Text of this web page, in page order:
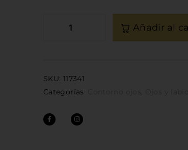
Añadir al
SKU: 117341
Categorías:
,